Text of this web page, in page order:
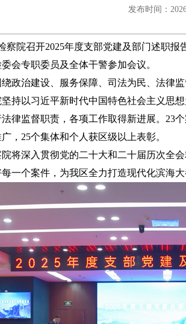
发布时间：
察院召开2025年度支部党建及部门述职
会专职委员及全体干警参加会议。
政治建设、服务保障、司法为民、法律
坚持以习近平新时代中国特色社会主义思
律监督职责，各项工作取得新进展。23
，25个集体和个人获区级以上表彰。
将深入贯彻党的二十大和二十届历次全
一个案件，为我区全力打造现代化滨海